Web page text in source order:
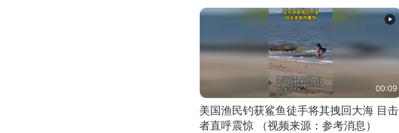
00:09
美国渔民钓获鲨鱼徒手将其拽回大海 目击
者直呼震惊 （视频来源：参考消息）